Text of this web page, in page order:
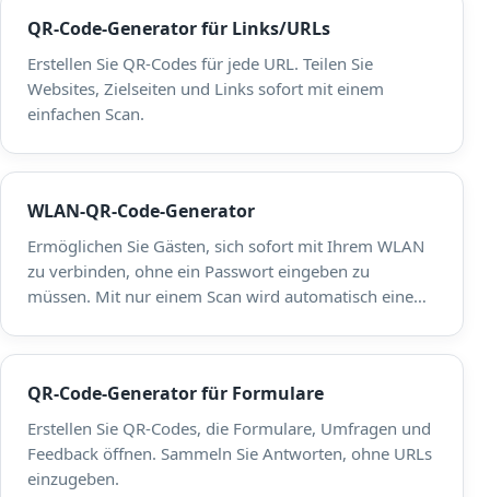
QR-Code-Generator für Links/URLs
Erstellen Sie QR-Codes für jede URL. Teilen Sie
Websites, Zielseiten und Links sofort mit einem
einfachen Scan.
WLAN-QR-Code-Generator
Ermöglichen Sie Gästen, sich sofort mit Ihrem WLAN
zu verbinden, ohne ein Passwort eingeben zu
müssen. Mit nur einem Scan wird automatisch eine
QR-Code-Generator für Formulare
Erstellen Sie QR-Codes, die Formulare, Umfragen und
Feedback öffnen. Sammeln Sie Antworten, ohne URLs
einzugeben.